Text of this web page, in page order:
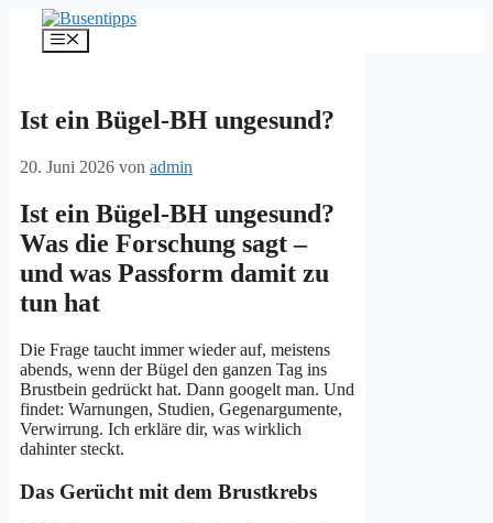
Inhalt
springen
Menü
Ist ein Bügel-BH ungesund?
20. Juni 2026 von admin
Ist ein Bügel-BH ungesund?
Was die Forschung sagt –
und was Passform damit zu
tun hat
Die Frage taucht immer wieder auf, meistens
abends, wenn der Bügel den ganzen Tag ins
Brustbein gedrückt hat. Dann googelt man. Und
findet: Warnungen, Studien, Gegenargumente,
Verwirrung. Ich erkläre dir, was wirklich
dahinter steckt.
Das Gerücht mit dem Brustkrebs